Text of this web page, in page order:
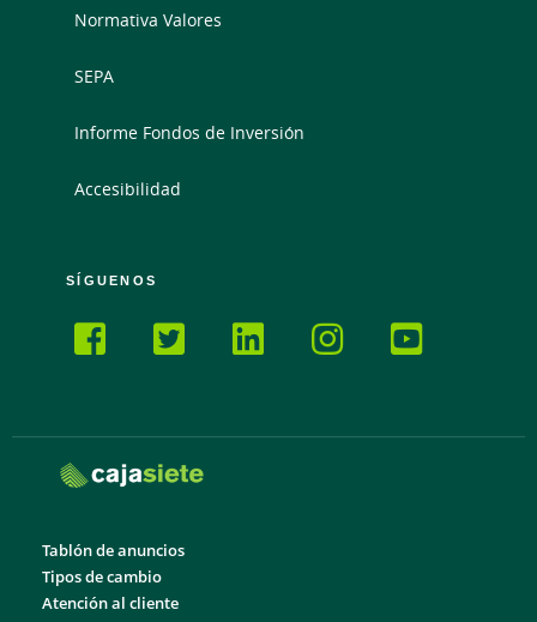
Normativa Valores
SEPA
Informe Fondos de Inversión
Accesibilidad
SÍGUENOS
Tablón de anuncios
Tipos de cambio
Atención al cliente